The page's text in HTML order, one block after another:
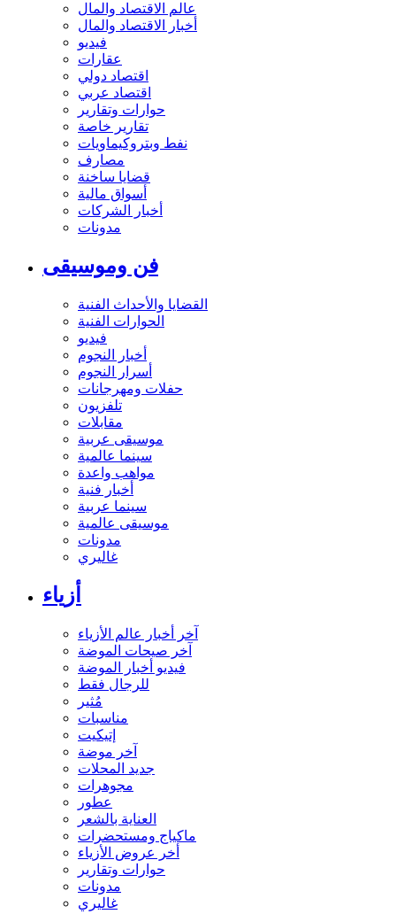
عالم الاقتصاد والمال
أخبار الاقتصاد والمال
فيديو
عقارات
اقتصاد دولي
اقتصاد عربي
حوارات وتقارير
تقارير خاصة
نفط وبتروكيماويات
مصارف
قضايا ساخنة
أسواق مالية
أخبار الشركات
مدونات
فن وموسيقى
القضايا والأحداث الفنية
الحوارات الفنية
فيديو
أخبار النجوم
أسرار النجوم
حفلات ومهرجانات
تلفزيون
مقابلات
موسيقى عربية
سينما عالمية
مواهب واعدة
أخبار فنية
سينما عربية
موسيقى عالمية
مدونات
غاليري
أزياء
آخر أخبار عالم الأزياء
آخر صيحات الموضة
فيديو أخبار الموضة
للرجال فقط
مُثير
مناسبات
إتيكيت
آخر موضة
جديد المحلات
مجوهرات
عطور
العناية بالشعر
ماكياج ومستحضرات
أخر عروض الأزياء
حوارات وتقارير
مدونات
غاليري